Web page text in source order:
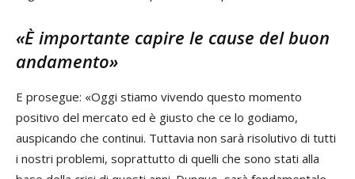
«È importante capire le cause del buon
andamento»
E prosegue: «Oggi stiamo vivendo questo momento
positivo del mercato ed è giusto che ce lo godiamo,
auspicando che continui. Tuttavia non sarà risolutivo di tutti
i nostri problemi, soprattutto di quelli che sono stati alla